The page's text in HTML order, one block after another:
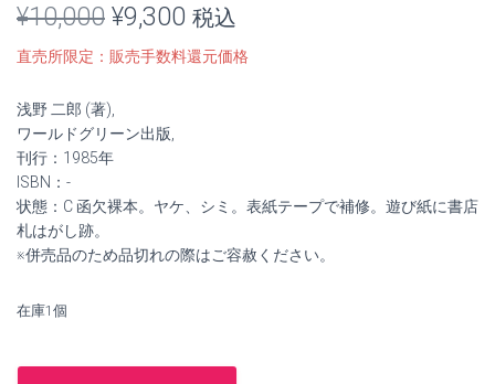
¥10,000 元
の
格
¥10,000
で
¥9,300 現
在
は
¥9,300
税込
直売所限定：販売手数料還元価格
浅野 二郎 (著),
ワールドグリーン出版,
刊行：1985年
ISBN：-
状態：C 函欠裸本。ヤケ、シミ。表紙テープで補修。遊び紙に書店
札はがし跡。
※併売品のため品切れの際はご容赦ください。
在庫1個
竹